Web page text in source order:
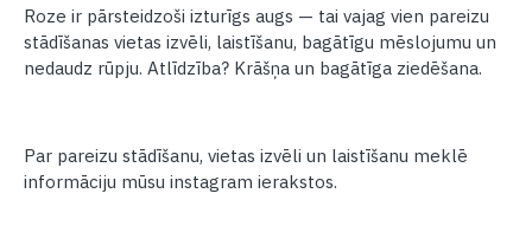
Roze ir pārsteidzoši izturīgs augs — tai vajag vien pareizu
stādīšanas vietas izvēli, laistīšanu, bagātīgu mēslojumu un
nedaudz rūpju. Atlīdzība? Krāšņa un bagātīga ziedēšana.
Par pareizu stādīšanu, vietas izvēli un laistīšanu meklē
informāciju mūsu instagram ierakstos.